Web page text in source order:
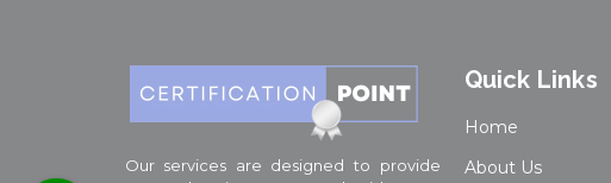
Our services are designed to provide
Quick Links
Home
About Us